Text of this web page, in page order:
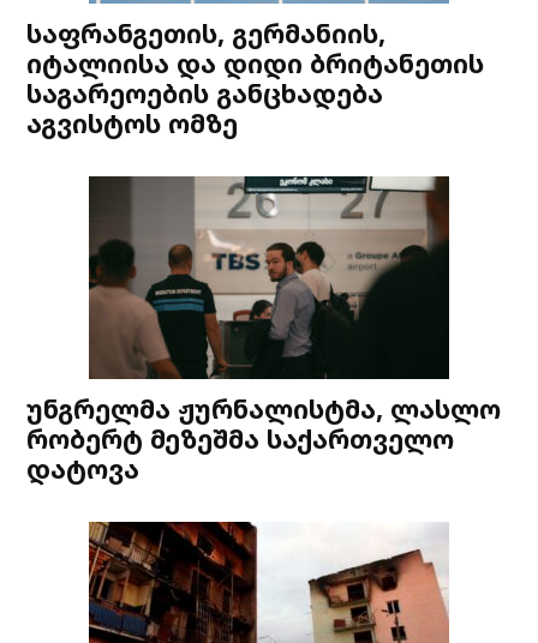
საფრანგეთის, გერმანიის,
იტალიისა და დიდი ბრიტანეთის
საგარეოების განცხადება
აგვისტოს ომზე
უნგრელმა ჟურნალისტმა, ლასლო
რობერტ მეზეშმა საქართველო
დატოვა